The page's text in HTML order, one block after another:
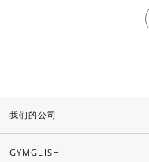
我们的公司
GYMGLISH